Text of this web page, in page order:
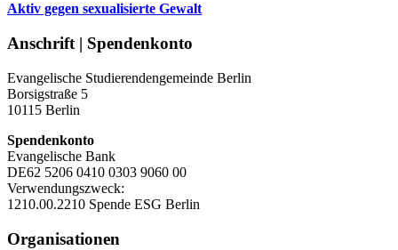
Aktiv gegen sexualisierte Gewalt
Anschrift | Spendenkonto
Evangelische Studierendengemeinde Berlin
Borsigstraße 5
10115 Berlin
Spendenkonto
Evangelische Bank
DE62 5206 0410 0303 9060 00
Verwendungszweck:
1210.00.2210 Spende ESG Berlin
Organisationen